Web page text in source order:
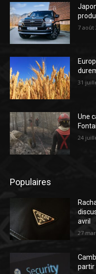
7 août
31
Une
24
Populaires
avril
27
partir